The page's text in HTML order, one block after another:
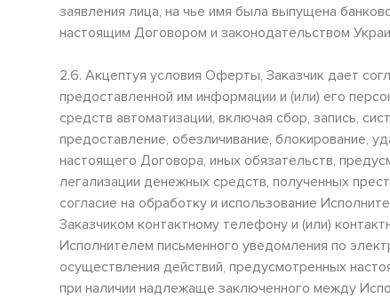
заявления лица, на чье имя была выпущена
настоящим Договором и законодательством
2.6. Акцептуя условия Оферты, Заказчик дает
предоставленной им информации и (или) его
средств автоматизации, включая сбор, запись,
предоставление, обезличивание, блокирование,
настоящего Договора, иных обязательств,
легализации денежных средств, полученных
согласие на обработку и использование
Заказчиком контактному телефону и (или)
Исполнителем письменного уведомления по
осуществления действий, предусмотренных
при наличии надлежаще заключенного между